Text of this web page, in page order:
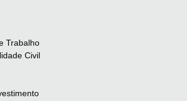
Trabalho
Civil